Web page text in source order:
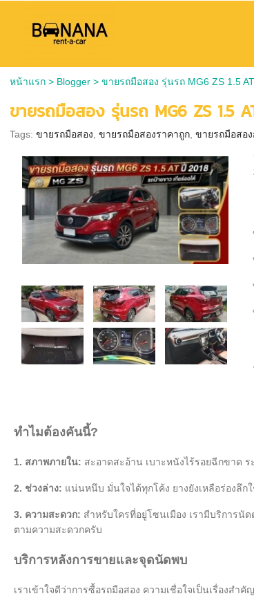
หน้าแรก> Blogger> ขายรถมือสอง รุ่นรถ MG6 ZS 1.5
ขายรถมือสอง รุ่นรถ MG6 ZS 1.5
Tags: ขายรถมือสอง ขายรถมือสองราคาถูก ขายรถมือสอง
ทำไมต้องคันนี้?
1. สภาพภายใน: สะอาดสะอ้าน เบาะหนังไร้รอยฉีกขาด ร
2. ช่วงล่าง: แน่นหนึบ มั่นใจได้ทุกโค้ง ยางยังเหลือร่องลึก
3. ความสะดวก: สำหรับใครที่อยู่โซนเมือง เรามีบริการนั
ตามความสะดวกครับ
บริการหลังการขายและจุดนัดพบ
เราเข้าใจดีว่าการซื้อรถมือสอง ความเชื่อใจเป็นเรื่องส